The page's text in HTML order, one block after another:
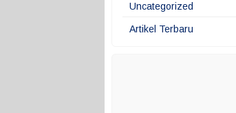
Uncategorized
Artikel Terbaru